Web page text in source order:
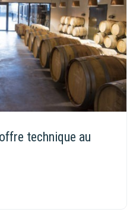
technique au